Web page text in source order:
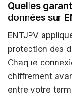
Quelles
données sur
ENTJPV
protection des
Chaque
chiffrement
entre votre